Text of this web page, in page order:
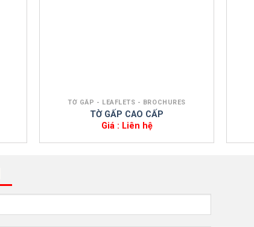
TỜ GẤP - LEAFLETS - BROCHURES
TỜ GẤP CAO CẤP
Giá : Liên hệ